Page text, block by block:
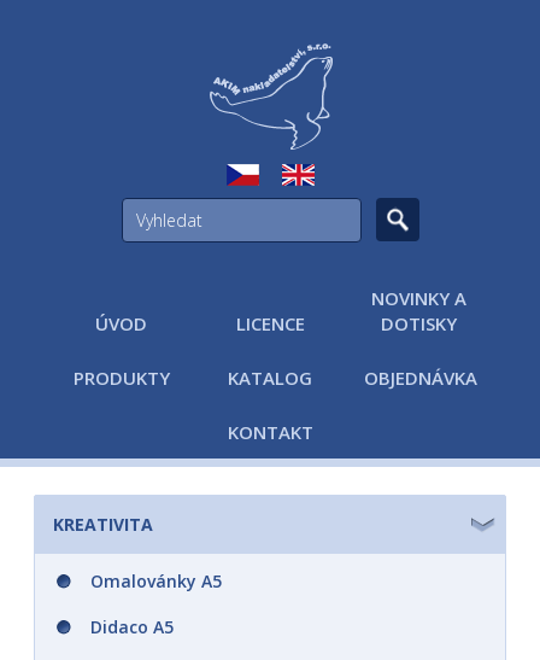
ÚVOD LICENCE
NOVINKY A
DOTISKY
PRODUKTY KATALOG OBJEDNÁVKA
KONTAKT
KREATIVITA
Omalovánky A5
Didaco A5